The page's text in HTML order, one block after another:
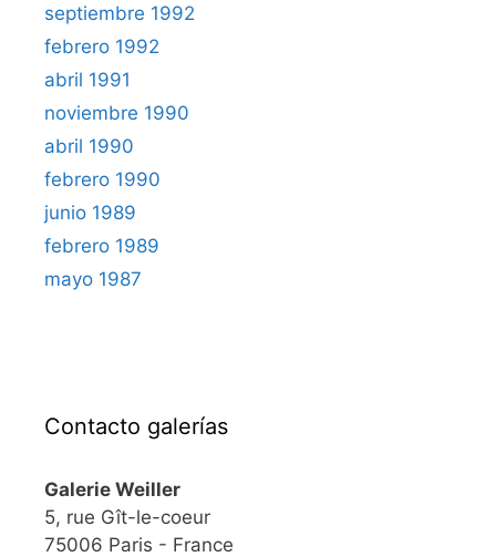
septiembre 1992
febrero 1992
abril 1991
noviembre 1990
abril 1990
febrero 1990
junio 1989
febrero 1989
mayo 1987
Contacto galerías
Galerie Weiller
5, rue Gît-le-coeur
75006 Paris - France